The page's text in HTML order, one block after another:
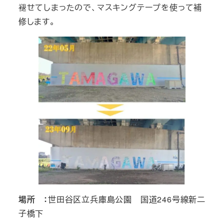
褪せてしまったので、マスキングテープを使って補
修します。
場所 ：世田谷区立兵庫島公園 国道246号線新二
子橋下